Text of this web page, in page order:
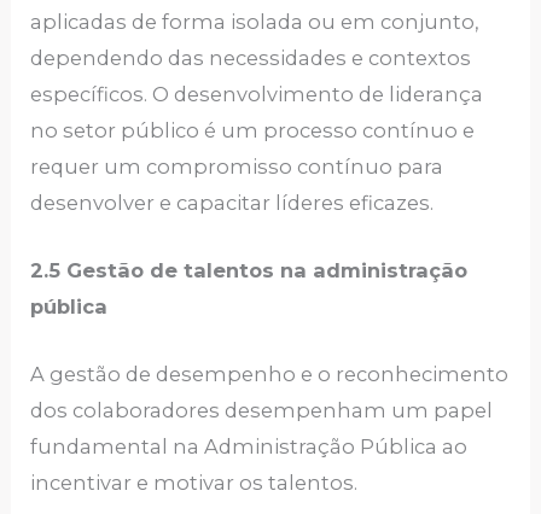
aplicadas de forma isolada ou em conjunto,
dependendo das necessidades e contextos
específicos. O desenvolvimento de liderança
no setor público é um processo contínuo e
requer um compromisso contínuo para
desenvolver e capacitar líderes eficazes.
2.5 Gestão de talentos na administração
pública
A gestão de desempenho e o reconhecimento
dos colaboradores desempenham um papel
fundamental na Administração Pública ao
incentivar e motivar os talentos.